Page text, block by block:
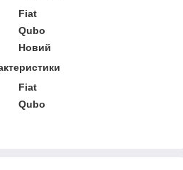
Fiat
Qubo
Новий
Fiat
Qubo